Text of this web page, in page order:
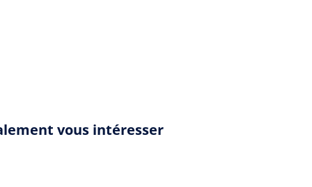
vous intéresser